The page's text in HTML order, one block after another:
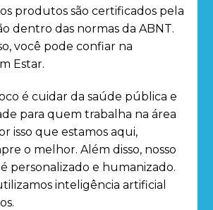
produtos são certificados pela
dentro das normas da ABNT.
você pode confiar na
Estar.
é cuidar da saúde pública e
para quem trabalha na área
isso que estamos aqui,
o melhor. Além disso, nosso
personalizado e humanizado.
inteligência artificial